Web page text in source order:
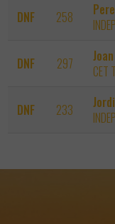
DNF 258
DNF 297
CET
DNF 233